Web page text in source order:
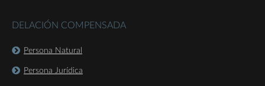
DELACIÓN COMPENSADA
Persona Natural
Persona Jurídica